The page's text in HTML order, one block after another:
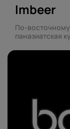
Imbeer
По-
паназиатская